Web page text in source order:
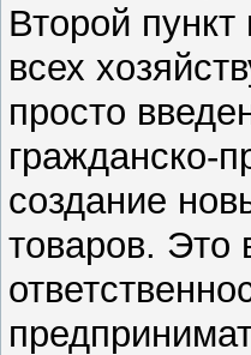
Второй пункт
всех
просто
гражданско-
создание
товаров. Это